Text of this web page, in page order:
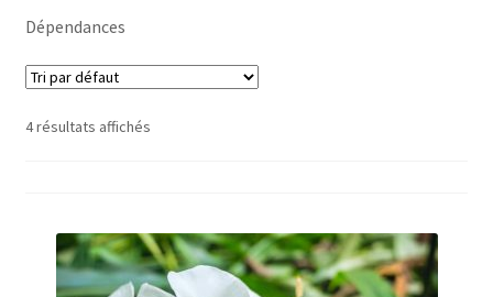
Dépendances
4 résultats affichés